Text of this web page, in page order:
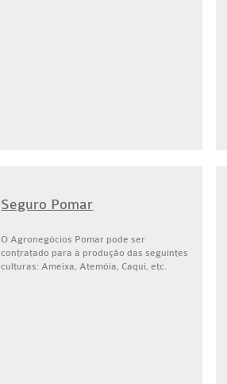
Seguro Pomar
O Agronegócios Pomar pode ser
contratado para à produção das seguintes
culturas: Ameixa, Atemóia, Caqui, etc.